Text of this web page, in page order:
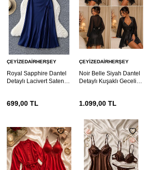
ÇEYIZEDAIRHERŞEY
Royal Sapphire Dantel
Detaylı Lacivert Saten
7208
699,00 TL
ÇEYIZEDAIRHERŞEY
Noir Belle Siyah Dantel
Detaylı Kuşaklı Gecelik
1.099,00TL